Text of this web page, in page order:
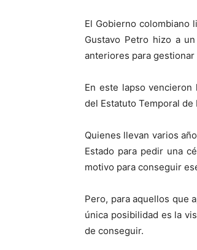
El Gobierno colombiano
Gustavo Petro hizo a
anteriores para
En este lapso
del Estatuto Temporal
Quienes llevan varios
Estado para pedir una
motivo para conseguir
Pero, para aquellos que
única posibilidad es la
de conseguir.